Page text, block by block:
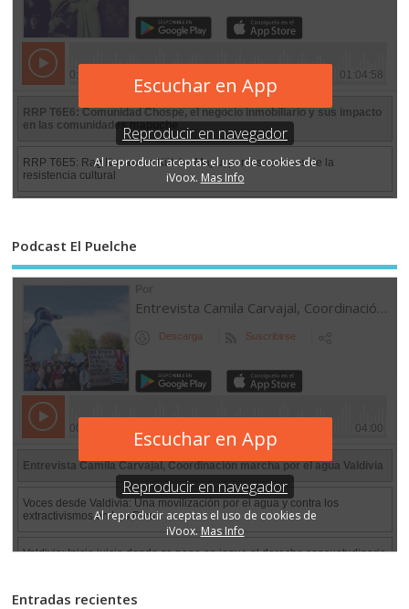
Podcast El Puelche
Entradas recientes